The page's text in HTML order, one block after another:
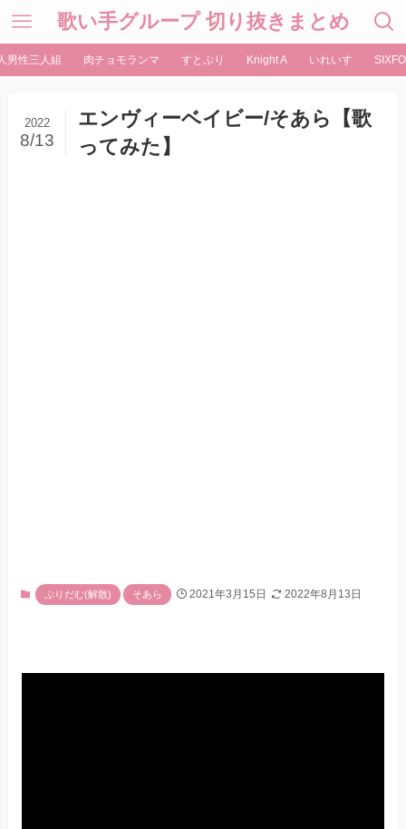
歌い手グループ 切り抜きまとめ
男性三人組 肉チョモランマ すとぷり Knight A いれいす
エンヴィーベイビー/そあら【歌
ってみた】
2022
8/13
ぷりだむ(解散) そあら 2021年3月15日 2022年8月13日